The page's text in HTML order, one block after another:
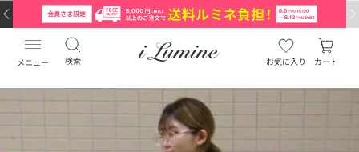
メニュー 検索 お気に入り カート